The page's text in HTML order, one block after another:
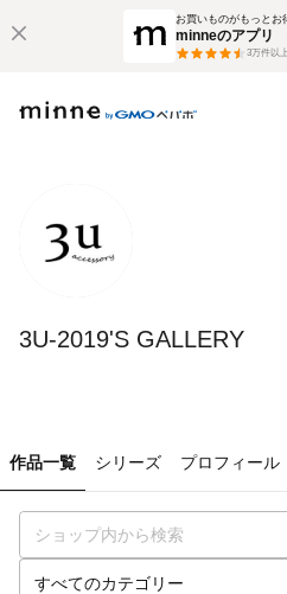
お買いものがもっとお
minneのアプリ
3万件以上
3U-2019'S GALLERY
作品一覧 シリーズ プロフィール